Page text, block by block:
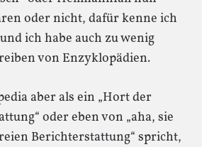
oder nicht, dafür kenne ich
ich habe auch zu wenig
von Enzyklopädien.
aber als ein „Hort der
oder eben von „aha, sie
Berichterstattung“ spricht,